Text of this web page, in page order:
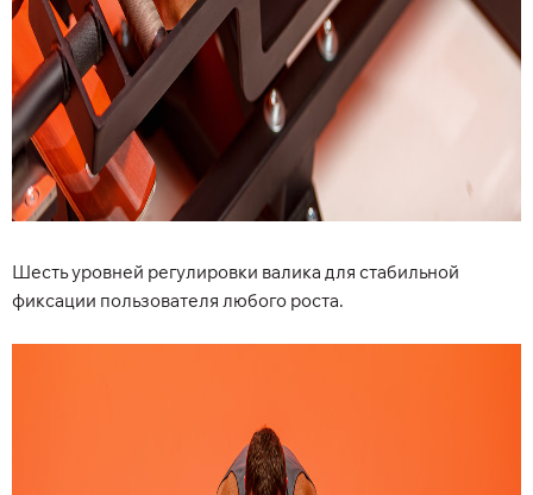
Шесть уровней регулировки валика для стабильной
фиксации пользователя любого роста.